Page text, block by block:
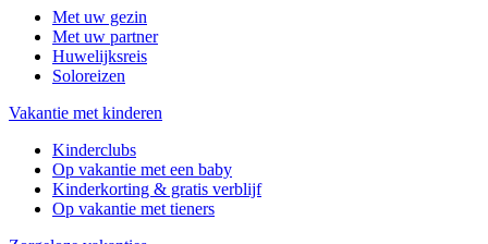
Met uw gezin
Met uw partner
Huwelijksreis
Soloreizen
Vakantie met kinderen
Kinderclubs
Op vakantie met een baby
Kinderkorting & gratis verblijf
Op vakantie met tieners